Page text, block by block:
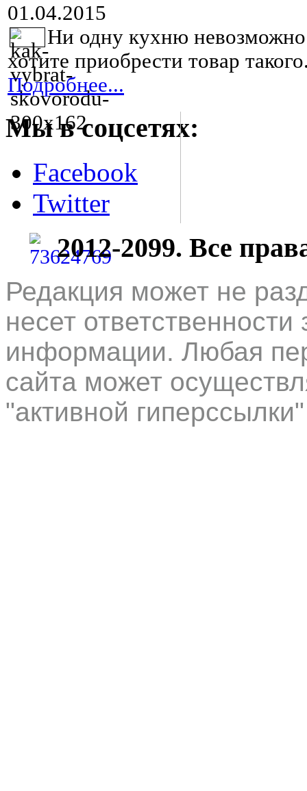
01.04.2015
Ни одну кухню
хотите приобрести товар
Подробнее...
Мы в соцсетях:
Facebook
Twitter
2012-2099. Все
Редакция может не
несет
информации. Любая
сайта может
"активной